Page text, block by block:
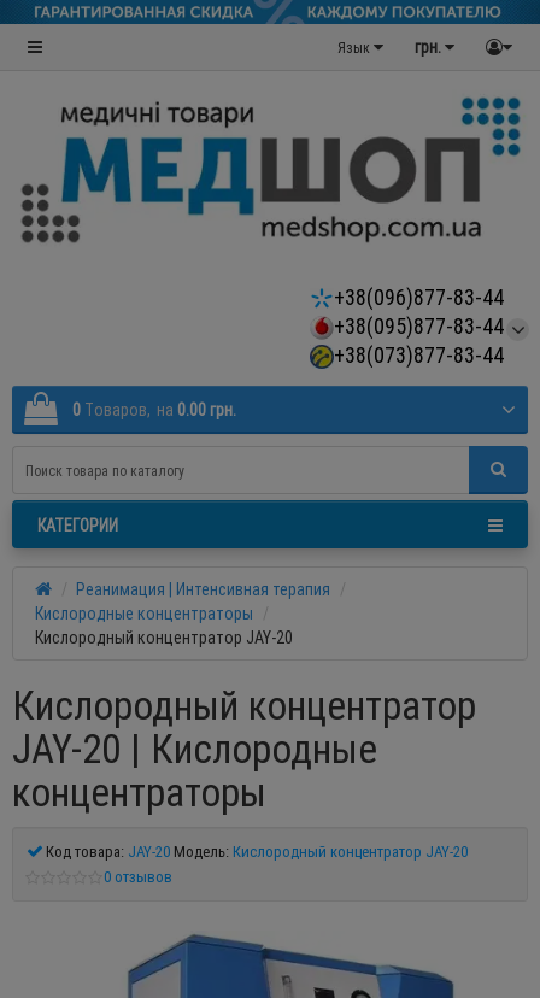
грн.
Язык
+38(096)877-83-44
+38(095)877-83-44
+38(073)877-83-44
0 Tоваров, на 0.00 грн.
КАТЕГОРИИ
Реанимация | Интенсивная терапия
Кислородные концентраторы
Кислородный концентратор JAY-20
Кислородный концентратор
JAY-20 | Кислородные
концентраторы
Код товара: JAY-20 Модель: Кислородный концентратор JAY-20
0 отзывов